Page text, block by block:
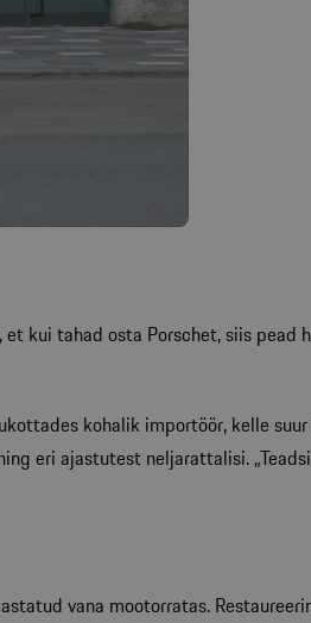
kui tahad osta Porschet, siis pead
kohalik importöör, kelle
eri ajastutest neljarattalisi.
vana mootorratas.